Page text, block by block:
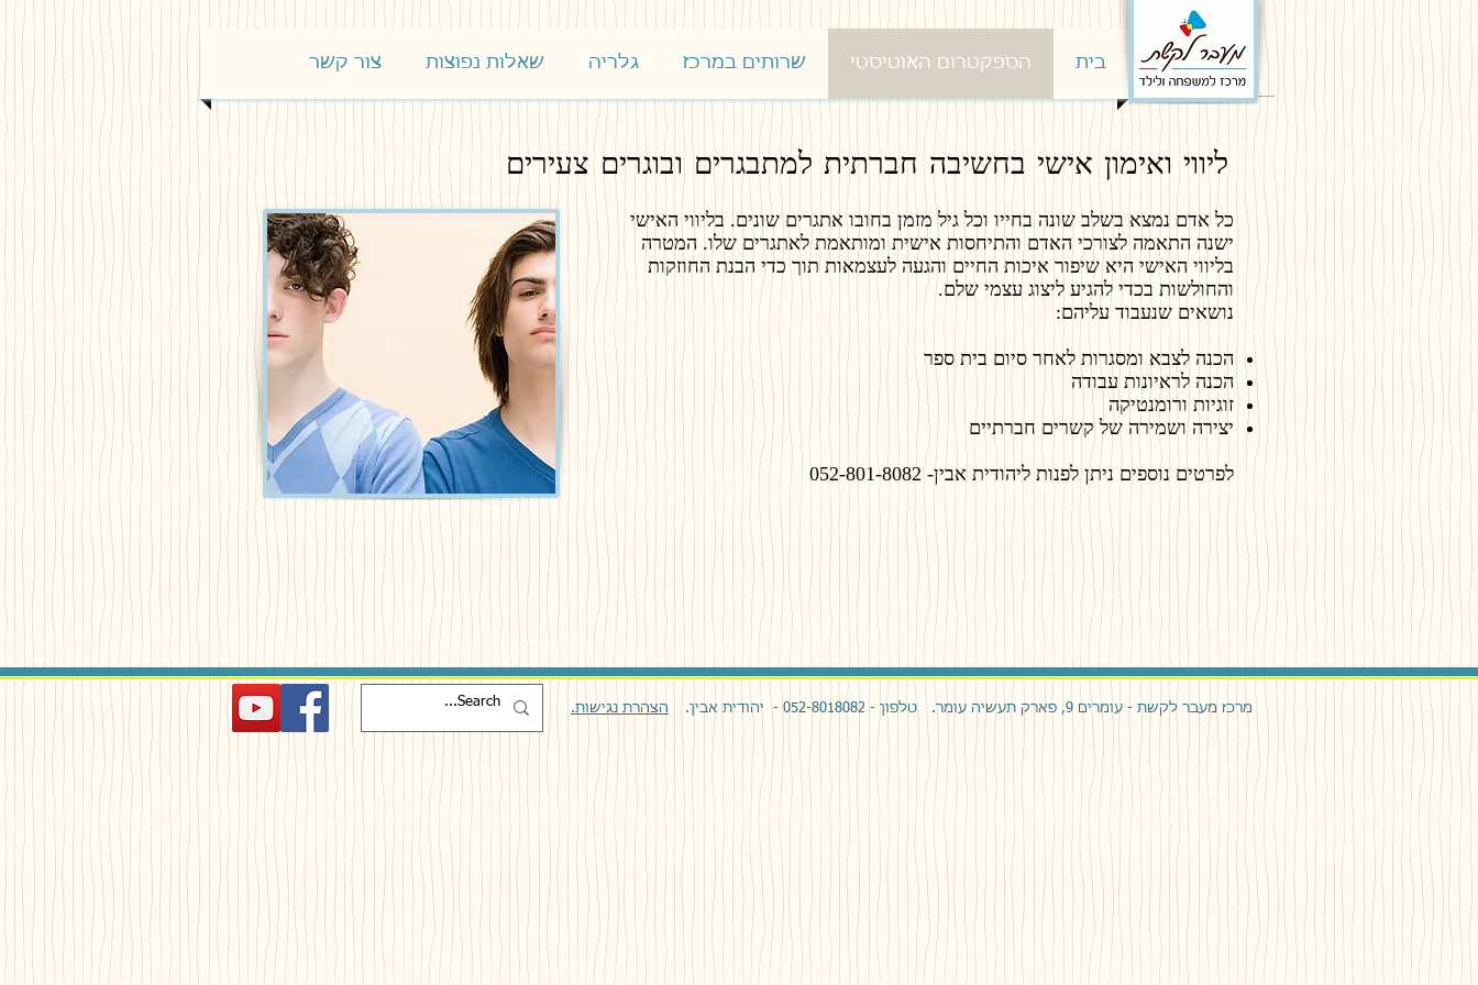
צור קשר שאלות נפוצות גלריה שרותים במרכז הספקטרום האוטיסטי בית
ליווי ואימון אישי בחשיבה חברתית למתבגרים ובוגרים צעירים
כל אדם נמצא בשלב שונה בחייו וכל גיל מזמן בחובו אתגרים שונים. בליווי האישי
ישנה התאמה לצורכי האדם והתיחסות אישית ומותאמת לאתגרים שלו. המטרה
בליווי האישי היא שיפור איכות החיים והגעה לעצמאות תוך כדי הבנת החוזקות
והחולשות בכדי להגיע ליצוג עצמי שלם.
נושאים שנעבוד עליהם:​
הכנה לצבא ומסגרות לאחר סיום בית ספר
הכנה לראיונות עבודה
זוגיות ורומנטיקה
יצירה ושמירה של קשרים חברתיים​
לפרטים נוספים ניתן לפנות ליהודית אבין- 052-801-8082
טלפון - 052-8018082 - יהודית אבין. מרכז מעבר לקשת - עומרים 9, פארק תעשיה עומר. הצהרת נגישות.